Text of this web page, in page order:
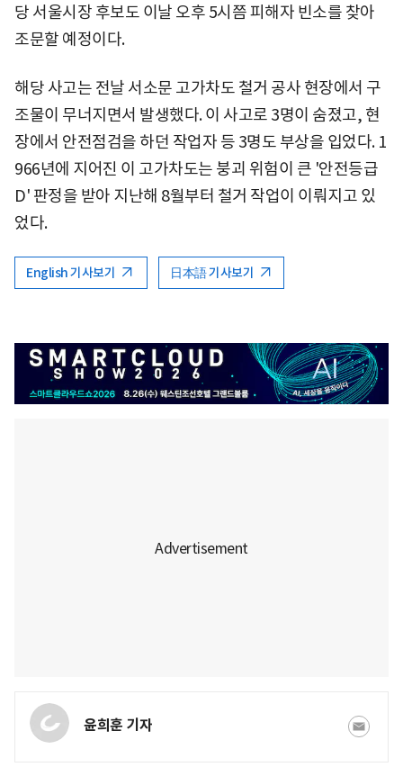
당 서울시장 후보도 이날 오후 5시쯤 피해자 빈소를 찾아
조문할 예정이다.
해당 사고는 전날 서소문 고가차도 철거 공사 현장에서 구
조물이 무너지면서 발생했다. 이 사고로 3명이 숨졌고, 현
장에서 안전점검을 하던 작업자 등 3명도 부상을 입었다. 1
966년에 지어진 이 고가차도는 붕괴 위험이 큰 '안전등급
D' 판정을 받아 지난해 8월부터 철거 작업이 이뤄지고 있
었다.
English 기사보기 日本語 기사보기
윤희훈 기자